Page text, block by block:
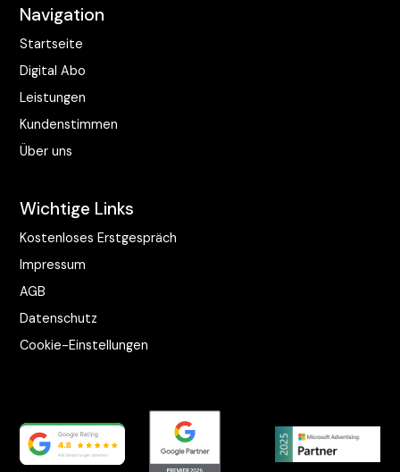
Navigation
Startseite
Digital Abo
Leistungen
Kundenstimmen
Über uns
Wichtige Links
Kostenloses Erstgespräch
Impressum
AGB
Datenschutz
Cookie-Einstellungen